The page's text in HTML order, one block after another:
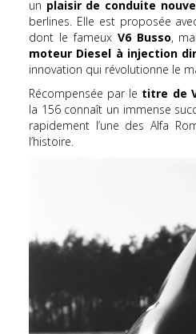
un plaisir de conduite
berlines. Elle est proposée
dont le fameux V6 Busso,
moteur Diesel à injection
innovation qui révolutionne le
Récompensée par le titre de
la 156 connaît un immense
rapidement l’une des Alfa
l’histoire.